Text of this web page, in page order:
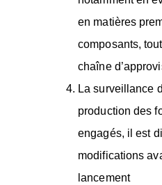
en matières
composants,
chaîne
La surveillance
production des
engagés, il est
modifications
lancement